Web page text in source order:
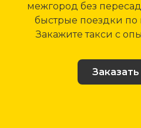
межгород без
быстрые поездки
Закажите такси с